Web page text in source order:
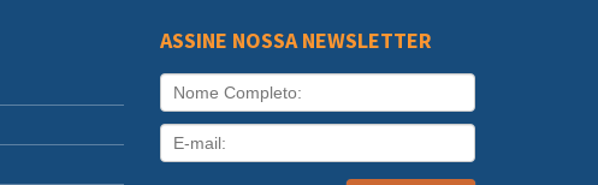
ASSINE NOSSA NEWSLETTER